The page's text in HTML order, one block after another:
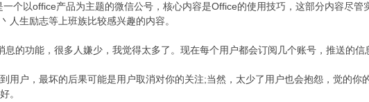
以office产品为主题的微信公号，核心内容是Office的使用技巧，这部分内容尽管
人生励志等上班族比较感兴趣的内容。
功能，很多人嫌少，我觉得太多了。现在每个用户都会订阅几个账号，推送的信
，最坏的后果可能是用户取消对你的关注;当然，太少了用户也会抱怨，觉的你
。